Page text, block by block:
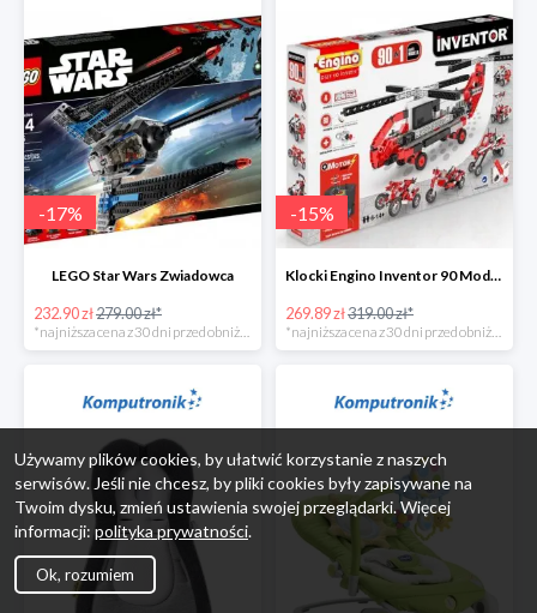
-17%
LEGO Star Wars Zwiadowca
232.90 zł279.00 zł*
-15%
Klocki Engino Inventor 90 Models Motorized Set w super cenie
269.89 zł319.00 zł*
Używamy plików cookies, by ułatwić korzystanie z naszych
serwisów. Jeśli nie chcesz, by pliki cookies były zapisywane na
Twoim dysku, zmień ustawienia swojej przeglądarki. Więcej
informacji:polityka prywatności.
Ok, rozumiem